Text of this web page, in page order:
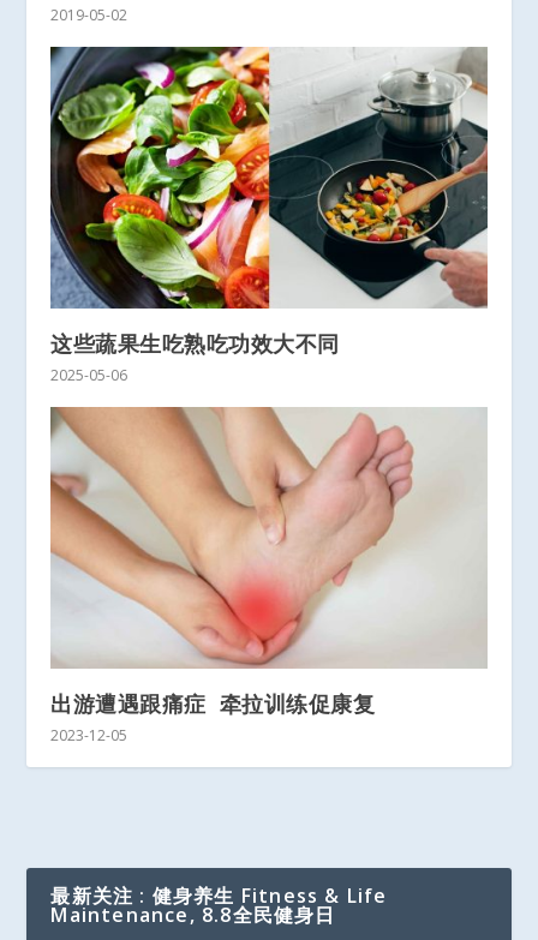
2019-05-02
这些蔬果生吃熟吃功效大不同
2025-05-06
出游遭遇跟痛症 牵拉训练促康复
2023-12-05
最新关注 : 健身养生 Fitness & Life
Maintenance, 8.8全民健身日